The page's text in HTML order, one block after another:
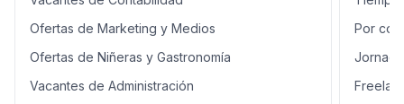
Ofertas de Marketing y Medios
Ofertas de Niñeras y Gastronomía
Vacantes de Administración
Por